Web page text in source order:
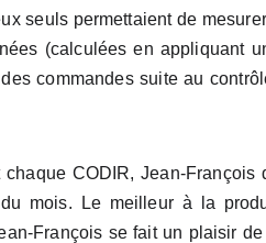
seuls permettaient de
(calculées en appliquant
des commandes suite au
chaque CODIR, Jean-
du mois. Le meilleur à la
François se fait un plaisir